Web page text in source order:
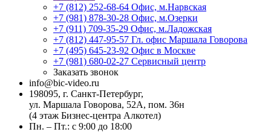
+7 (812) 252-68-64 Офис, м.Нарвская
+7 (981) 878-30-28 Офис, м.Озерки
+7 (911) 709-35-29 Офис, м.Ладожская
+7 (812) 447-95-57 Гл. офис Маршала Говорова
+7 (495) 645-23-92 Офис в Москве
+7 (981) 680-02-27 Сервисный центр
Заказать звонок
info@bic-video.ru
198095, г. Санкт-Петербург,
ул. Маршала Говорова, 52А, пом. 36н
(4 этаж Бизнес-центра Алкотел)
Пн. – Пт.: с 9:00 до 18:00